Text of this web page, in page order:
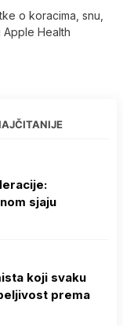
o koracima, snu,
Apple Health
sjaju
koji svaku
prema